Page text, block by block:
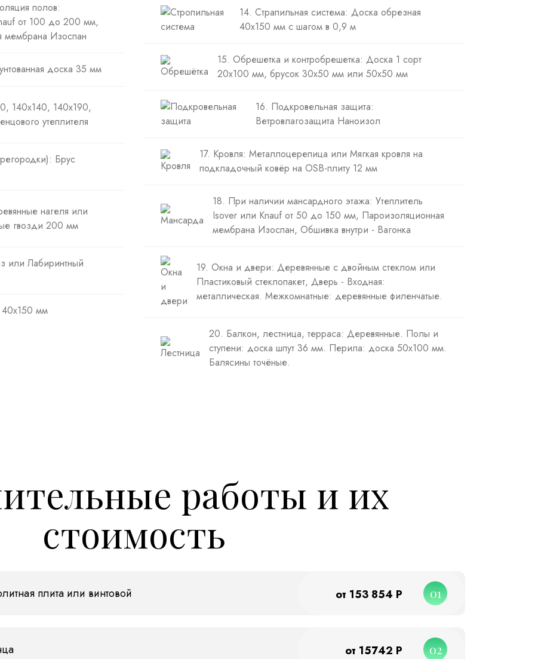
полов:
от 100 до 200 мм,
мембрана Изоспан
доска 35 мм
140х140, 140х190,
утеплителя
Брус
нагеля или
гвозди 200 мм
или Лабиринтный
40х150 мм
14. Страпильная система: Доска обрезная
40х150 мм с шагом в 0,9 м
15. Обрешетка и контробрешетка: Доска 1 сорт
20х100 мм, брусок 30х50 мм или 50х50 мм
16. Подкровельная защита:
Ветровлагозащита Наноизол
17. Кровля: Металлоцерепица или Мягкая кровля на
подкладочный ковёр на OSB-плиту 12 мм
18. При наличии мансардного этажа: Утеплитель
Isover или Knauf от 50 до 150 мм, Пароизоляционная
мембрана Изоспан, Обшивка внутри - Вагонка
19. Окна и двери: Деревянные с двойным стеклом или
Пластиковый стеклопакет, Дверь - Входная:
металлическая. Межкомнатные: деревянные филенчатые.
20. Балкон, лестница, терраса: Деревянные. Полы и
ступени: доска шпут 36 мм. Перила: доска 50х100 мм.
Балясины точёные.
работы и их
стоимость
плита или винтовой от 153 854 Р 01
от 15742 Р 02